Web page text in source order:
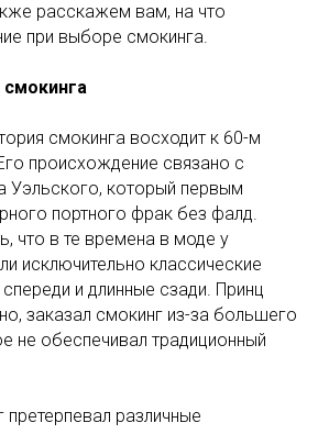
расскажем вам, на что
при выборе смокинга.
смокинга восходит к 60-м
происхождение связано с
Уэльского, который первым
портного фрак без фалд.
что в те времена в моде у
исключительно классические
и длинные сзади. Принц
заказал смокинг из-за большего
не обеспечивал традиционный
претерпевал различные